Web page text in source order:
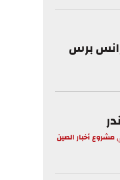
برس
مشروع أخبار الصين